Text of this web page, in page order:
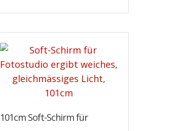
101cm Soft-Schirm für